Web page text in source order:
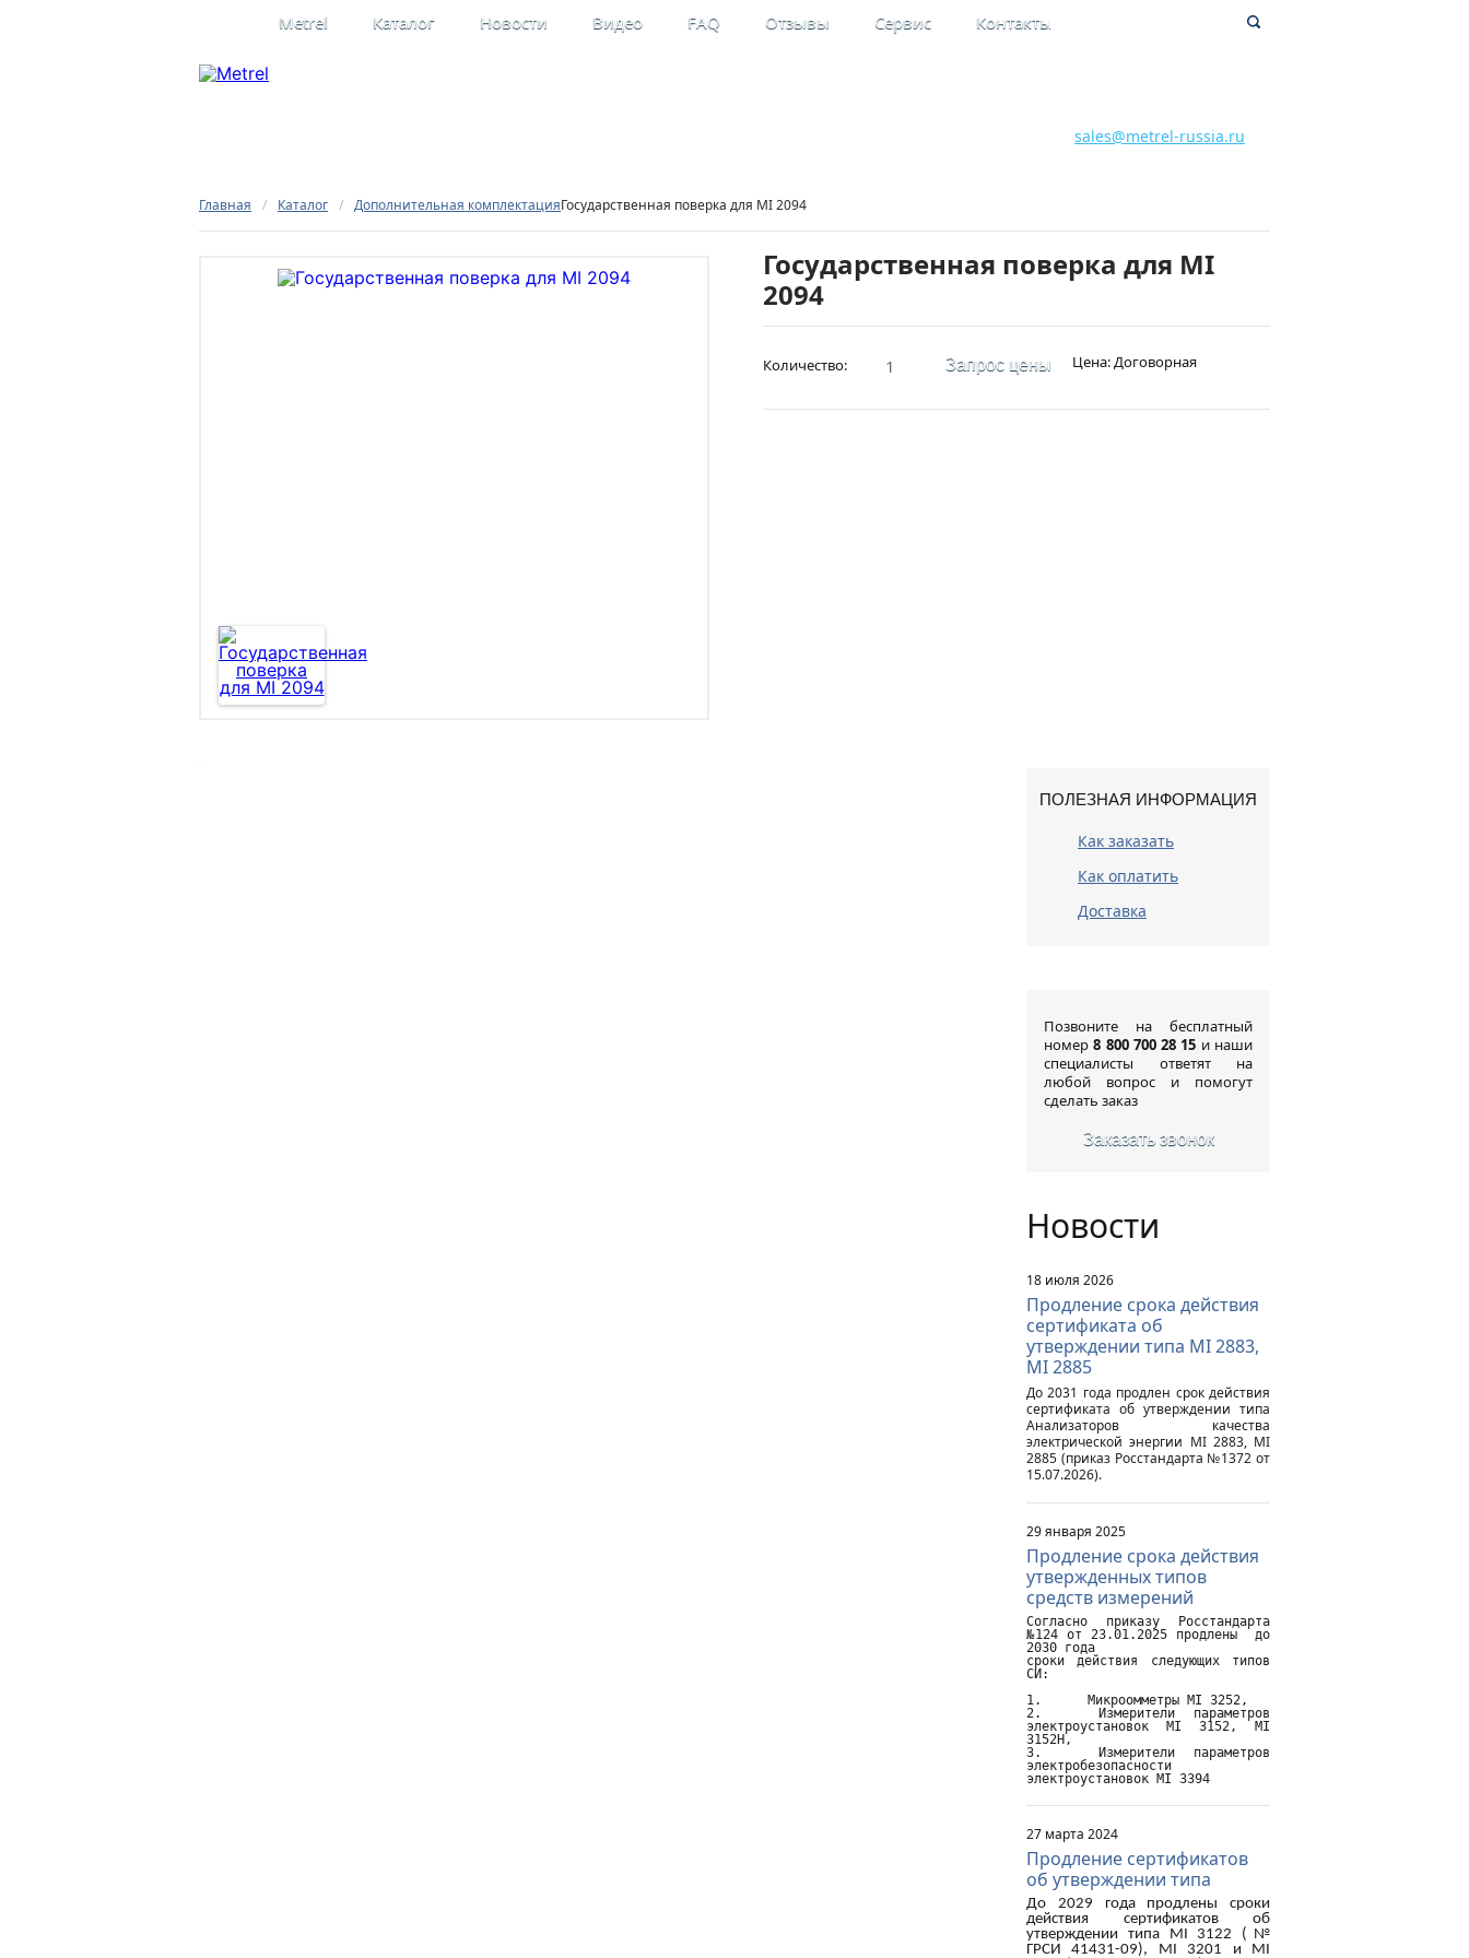
Metrel Каталог Новости Видео FAQ Отзывы Сервис Контакты
sales@metrel-russia.ru
Главная / Каталог / Дополнительная комплектацияГосударственная поверка для MI 2094
Государственная поверка для MI
2094
Количество: Запрос цены Цена: Договорная
ПОЛЕЗНАЯ ИНФОРМАЦИЯ
Как заказать
Как оплатить
Доставка
Позвоните на бесплатный
номер8 800 700 28 15 и наши
специалисты ответят на
любой вопрос и помогут
сделать заказ
Заказать звонок
Новости
18 июля 2026
Продление срока действия
сертификата об
утверждении типа MI 2883,
MI 2885
До 2031 года продлен срок действия
сертификата об утверждении типа
Анализаторов качества
электрической энергии MI 2883, MI
2885 (приказ Росстандарта №1372 от
15.07.2026).
29 января 2025
Продление срока действия
утвержденных типов
средств измерений
Согласно приказу Росстандарта
№124 от 23.01.2025 продлены  до
2030 года
сроки действия следующих типов
СИ:
1.	Микроомметры MI 3252,
2.	Измерители параметров
электроустановок MI 3152, MI
3152H,
3.	Измерители параметров
электробезопасности
электроустановок MI 3394
27 марта 2024
Продление сертификатов
об утверждении типа
До 2029 года продлены сроки
действия сертификатов об
утверждении типа MI 3122 (№
ГРСИ 41431-09), MI 3201 и MI